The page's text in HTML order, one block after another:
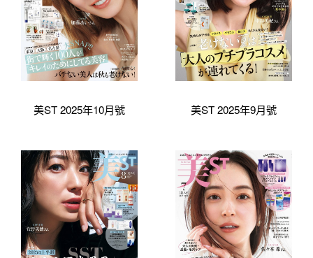
美ST 2025年10月號 美ST 2025年9月號